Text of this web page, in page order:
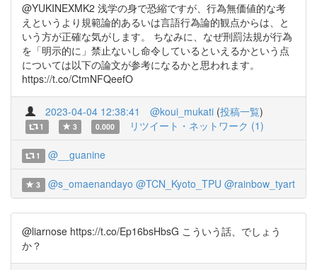
@YUKINEXMK2 浅学の身で恐縮ですが、行為無価値的な考
えというより規範論的あるいは言語行為論的観点からは、と
いう方が正確な気がします。 ちなみに、なぜ刑罰法規が行為
を「明示的に」禁止ないし命令しているといえるかという点
については以下の論文が参考になるかと思われます。
https://t.co/CtmNFQeefO
2023-04-04 12:38:41 @koui_mukati (投稿一覧)
1 3 0.000 リツイート・ネットワーク (1)
1 @__guanine
3 @s_omaenandayo @TCN_Kyoto_TPU @rainbow_tyart
@liarnose https://t.co/Ep16bsHbsG こういう話、でしょう
か？